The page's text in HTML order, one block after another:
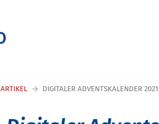
ARTIKEL DIGITALER ADVENTSKALENDER 2021